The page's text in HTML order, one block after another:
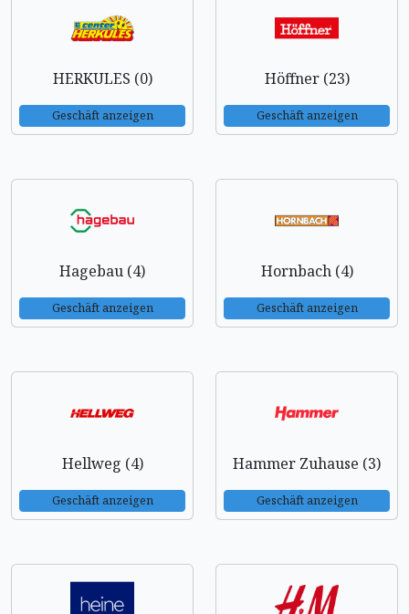
HERKULES (0)
Geschäft anzeigen
Höffner (23)
Geschäft anzeigen
Hagebau (4)
Geschäft anzeigen
Hornbach (4)
Geschäft anzeigen
Hellweg (4)
Geschäft anzeigen
Hammer Zuhause (3)
Geschäft anzeigen